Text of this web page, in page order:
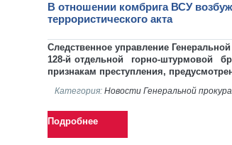
В отношении комбрига ВСУ
террористического акта
Следственное управление
128-й отдельной горно-штурмовой
признакам преступления,
Категория: Новости Генеральной
Подробнее